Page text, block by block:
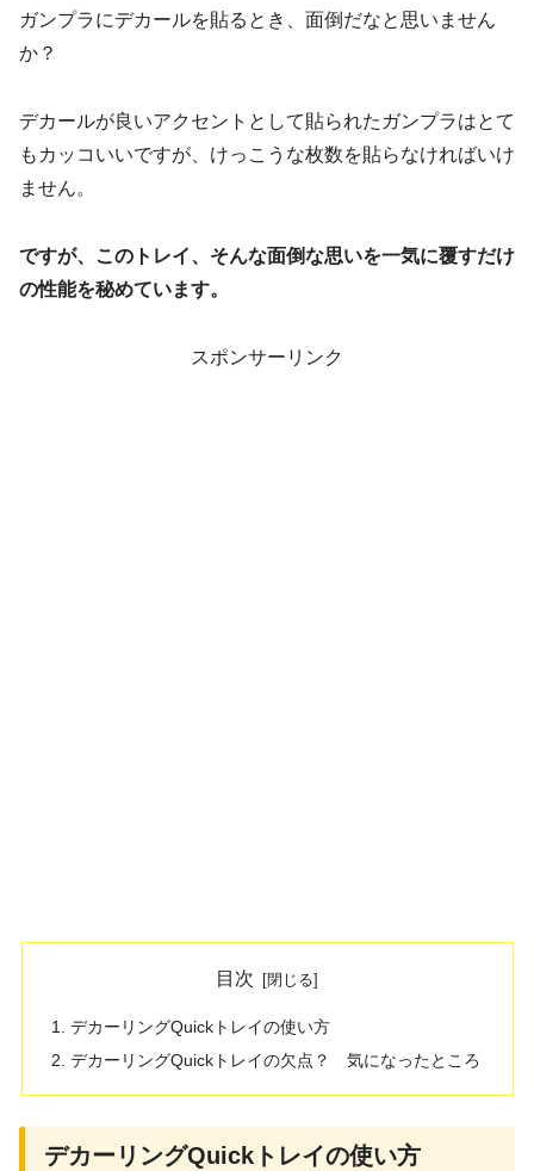
ガンプラにデカールを貼るとき、面倒だなと思いません
か？
デカールが良いアクセントとして貼られたガンプラはとて
もカッコいいですが、けっこうな枚数を貼らなければいけ
ません。
ですが、このトレイ、そんな面倒な思いを一気に覆すだけ
の性能を秘めています。
スポンサーリンク
目次
デカーリングQuickトレイの使い方
デカーリングQuickトレイの欠点？ 気になったところ
デカーリングQuickトレイの使い方